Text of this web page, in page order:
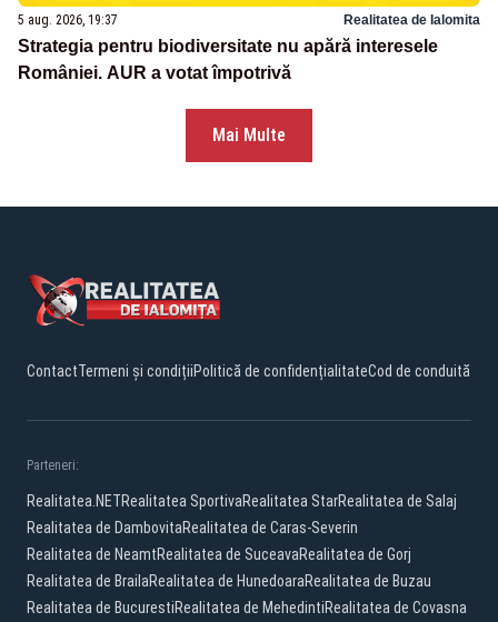
5 aug. 2026, 19:37 Realitatea de Ialomita
Strategia pentru biodiversitate nu apără interesele
României. AUR a votat împotrivă
Mai Multe
ContactTermeni și condițiiPolitică de confidențialitateCod de conduită
Parteneri:
Realitatea.NETRealitatea SportivaRealitatea StarRealitatea de Salaj
Realitatea de DambovitaRealitatea de Caras-Severin
Realitatea de NeamtRealitatea de SuceavaRealitatea de Gorj
Realitatea de BrailaRealitatea de HunedoaraRealitatea de Buzau
Realitatea de BucurestiRealitatea de MehedintiRealitatea de Covasna